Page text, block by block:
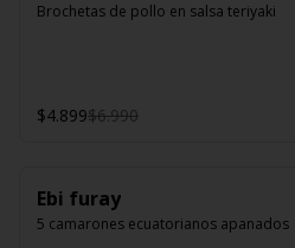
Brochetas de pollo en salsa teriyaki
$4.899$6.990
Ebi furay
5 camarones ecuatorianos apanados